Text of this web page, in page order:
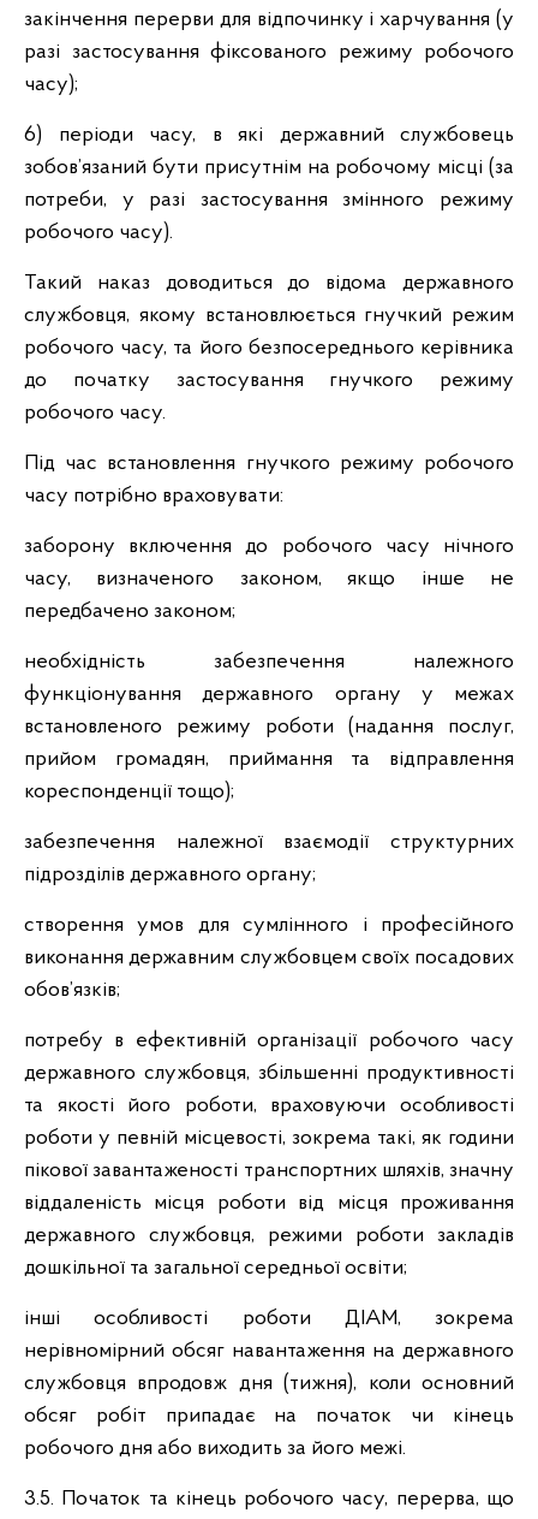
закінчення перерви для відпочинку і харчування (у
разі застосування фіксованого режиму робочого
часу);
6) періоди часу, в які державний службовець
зобов’язаний бути присутнім на робочому місці (за
потреби, у разі застосування змінного режиму
робочого часу).
Такий наказ доводиться до відома державного
службовця, якому встановлюється гнучкий режим
робочого часу, та його безпосереднього керівника
до початку застосування гнучкого режиму
робочого часу.
Під час встановлення гнучкого режиму робочого
часу потрібно враховувати:
заборону включення до робочого часу нічного
часу, визначеного законом, якщо інше не
передбачено законом;
необхідність забезпечення належного
функціонування державного органу у межах
встановленого режиму роботи (надання послуг,
прийом громадян, приймання та відправлення
кореспонденції тощо);
забезпечення належної взаємодії структурних
підрозділів державного органу;
створення умов для сумлінного і професійного
виконання державним службовцем своїх посадових
обов’язків;
потребу в ефективній організації робочого часу
державного службовця, збільшенні продуктивності
та якості його роботи, враховуючи особливості
роботи у певній місцевості, зокрема такі, як години
пікової завантаженості транспортних шляхів, значну
віддаленість місця роботи від місця проживання
державного службовця, режими роботи закладів
дошкільної та загальної середньої освіти;
інші особливості роботи ДІАМ, зокрема
нерівномірний обсяг навантаження на державного
службовця впродовж дня (тижня), коли основний
обсяг робіт припадає на початок чи кінець
робочого дня або виходить за його межі.
3.5. Початок та кінець робочого часу, перерва, що